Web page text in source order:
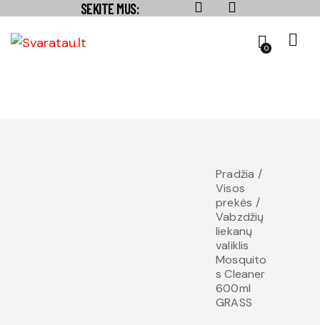
SEKITE MUS:
0
Pradžia
Visos
prekės
Vabzdžių
liekanų
valiklis
Mosquito
s Cleaner
600ml
GRASS